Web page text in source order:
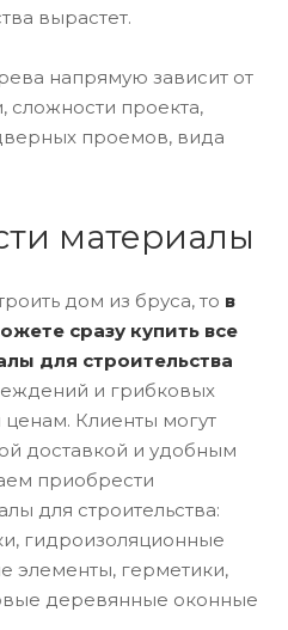
вырастет.
напрямую зависит от
сложности проекта,
проемов, вида
материалы
дом из бруса, то в
сразу купить все
для строительства
и грибковых
Клиенты могут
доставкой и удобным
приобрести
для строительства:
гидроизоляционные
элементы, герметики,
деревянные оконные